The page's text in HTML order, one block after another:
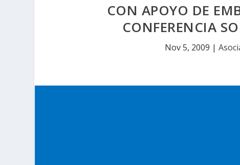
CON APOYO DE
CONFERENCIA
Nov 5, 2009 |